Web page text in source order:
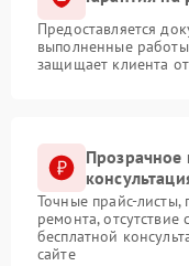
Предоставляется
выполненные
защищает клиента
Прозрачное
Точные прайс-листы,
ремонта,
бесплатной
сайте